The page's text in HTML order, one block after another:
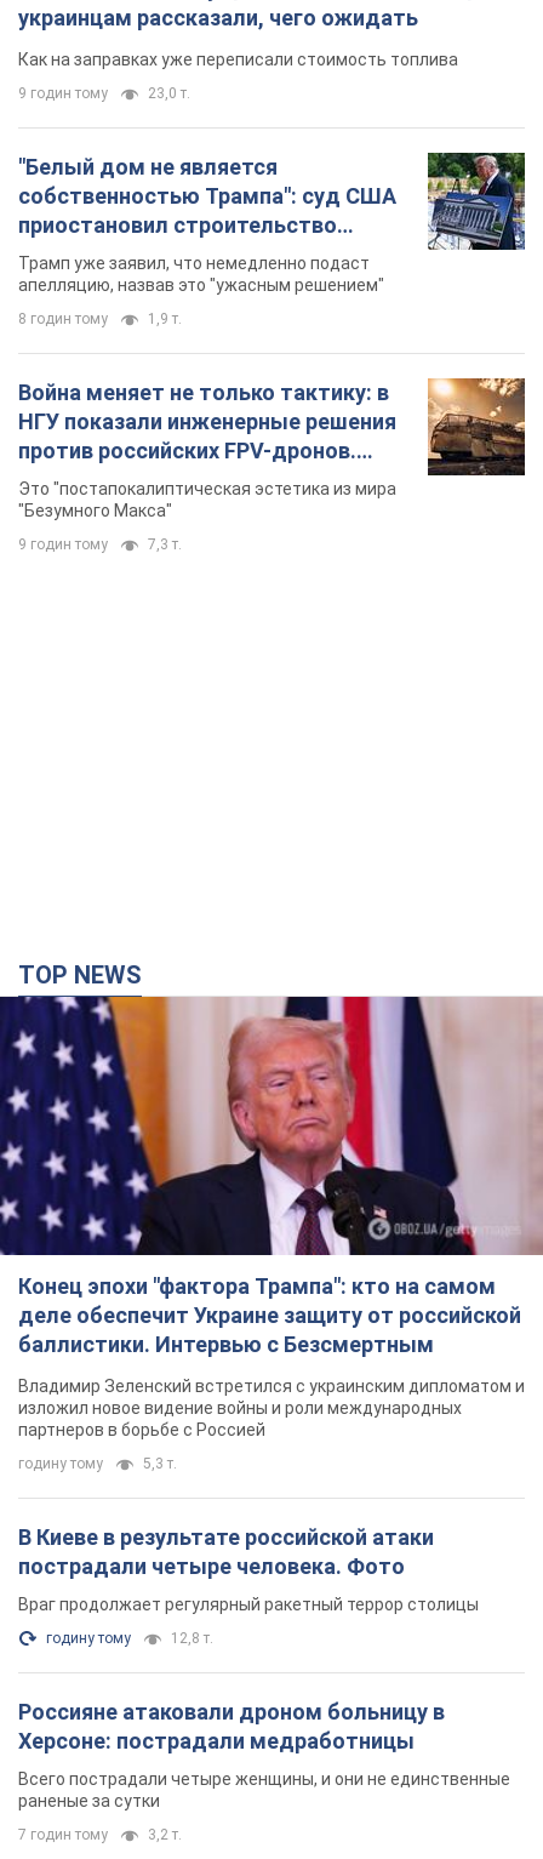
украинцам рассказали, чего ожидать
Как на заправках уже переписали стоимость топлива
9 годин тому 23,0 т.
"Белый дом не является
собственностью Трампа": суд США
приостановил строительство
бального зала стоимостью 400 млн
долларов
Трамп уже заявил, что немедленно подаст
апелляцию, назвав это "ужасным решением"
8 годин тому 1,9 т.
Война меняет не только тактику: в
НГУ показали инженерные решения
против российских FPV-дронов.
Фото
Это "постапокалиптическая эстетика из мира
"Безумного Макса"
9 годин тому 7,3 т.
TOP NEWS
Конец эпохи "фактора Трампа": кто на самом
деле обеспечит Украине защиту от российской
баллистики. Интервью с Безсмертным
Владимир Зеленский встретился с украинским дипломатом и
изложил новое видение войны и роли международных
партнеров в борьбе с Россией
годину тому 5,3 т.
В Киеве в результате российской атаки
пострадали четыре человека. Фото
Враг продолжает регулярный ракетный террор столицы
годину тому 12,8 т.
Россияне атаковали дроном больницу в
Херсоне: пострадали медработницы
Всего пострадали четыре женщины, и они не единственные
раненые за сутки
7 годин тому 3,2 т.